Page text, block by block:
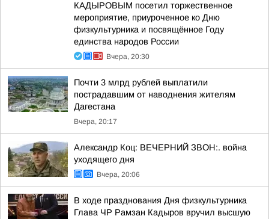
КАДЫРОВЫМ посетил торжественное
мероприятие, приуроченное ко Дню
физкультурника и посвящённое Году
единства народов России
Вчера, 20:30
Почти 3 млрд рублей выплатили
пострадавшим от наводнения жителям
Дагестана
Вчера, 20:17
Александр Коц: ВЕЧЕРНИЙ ЗВОН:. война
уходящего дня
Вчера, 20:06
В ходе празднования Дня физкультурника
Глава ЧР Рамзан Кадыров вручил высшую